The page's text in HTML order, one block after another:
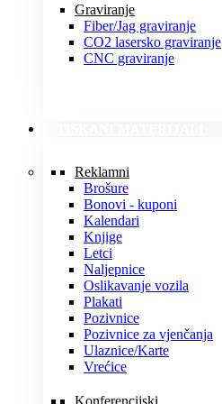
Graviranje
Fiber/Jag graviranje
CO2 lasersko graviranje
CNC graviranje
Reklamni
Brošure
Bonovi - kuponi
Kalendari
Knjige
Letci
Naljepnice
Oslikavanje vozila
Plakati
Pozivnice
Pozivnice za vjenčanja
Ulaznice/Karte
Vrećice
Konferencijski